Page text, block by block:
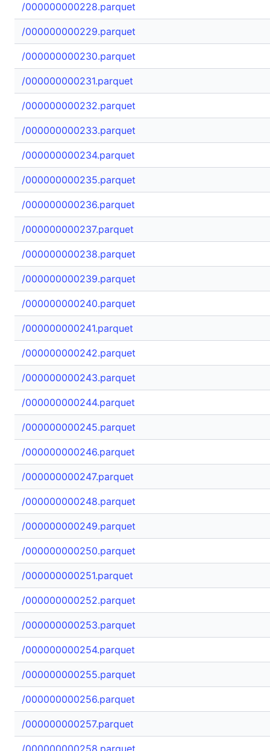
/000000000228.parquet
/000000000229.parquet
/000000000230.parquet
/000000000231.parquet
/000000000232.parquet
/000000000233.parquet
/000000000234.parquet
/000000000235.parquet
/000000000236.parquet
/000000000237.parquet
/000000000238.parquet
/000000000239.parquet
/000000000240.parquet
/000000000241.parquet
/000000000242.parquet
/000000000243.parquet
/000000000244.parquet
/000000000245.parquet
/000000000246.parquet
/000000000247.parquet
/000000000248.parquet
/000000000249.parquet
/000000000250.parquet
/000000000251.parquet
/000000000252.parquet
/000000000253.parquet
/000000000254.parquet
/000000000255.parquet
/000000000256.parquet
/000000000257.parquet
/000000000258.parquet